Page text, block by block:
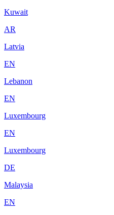
Kuwait
AR
Latvia
EN
Lebanon
EN
Luxembourg
EN
Luxembourg
DE
Malaysia
EN